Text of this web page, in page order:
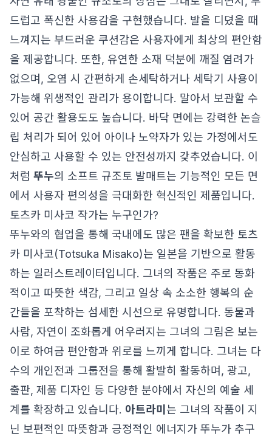
드럽고 폭신한 사용감을 구현했습니다. 발을 디뎠을 때
느껴지는 부드러운 쿠션감은 사용자에게 최상의 편안함
을 제공합니다. 또한, 유연한 소재 덕분에 깨질 염려가
없으며, 오염 시 간편하게 손세탁하거나 세탁기 사용이
가능해 위생적인 관리가 용이합니다. 말아서 보관할 수
있어 공간 활용도도 높습니다. 바닥 면에는 강력한 논슬
립 처리가 되어 있어 아이나 노약자가 있는 가정에서도
안심하고 사용할 수 있는 안전성까지 갖추었습니다. 이
처럼 뚜누의 소프트 규조토 발매트는 기능적인 모든 면
에서 사용자 편의성을 극대화한 혁신적인 제품입니다.
토츠카 미사코 작가는 누구인가?
뚜누와의 협업을 통해 국내에도 많은 팬을 확보한 토츠
카 미사코(Totsuka Misako)는 일본을 기반으로 활동
하는 일러스트레이터입니다. 그녀의 작품은 주로 동화
적이고 따뜻한 색감, 그리고 일상 속 소소한 행복의 순
간들을 포착하는 섬세한 시선으로 유명합니다. 동물과
사람, 자연이 조화롭게 어우러지는 그녀의 그림은 보는
이로 하여금 편안함과 위로를 느끼게 합니다. 그녀는 다
수의 개인전과 그룹전을 통해 활발히 활동하며, 광고,
출판, 제품 디자인 등 다양한 분야에서 자신의 예술 세
계를 확장하고 있습니다. 아트라미 는 그녀의 작품이 지
닌 보편적인 따뜻함과 긍정적인 에너지가 뚜누가 추구